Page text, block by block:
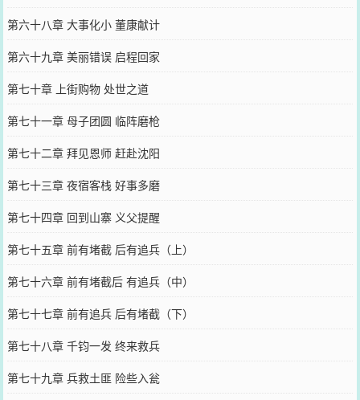
第六十八章 大事化小 董康献计
第六十九章 美丽错误 启程回家
第七十章 上街购物 处世之道
第七十一章 母子团圆 临阵磨枪
第七十二章 拜见恩师 赶赴沈阳
第七十三章 夜宿客栈 好事多磨
第七十四章 回到山寨 义父提醒
第七十五章 前有堵截 后有追兵（上）
第七十六章 前有堵截后 有追兵（中）
第七十七章 前有追兵 后有堵截（下）
第七十八章 千钧一发 终来救兵
第七十九章 兵救土匪 险些入瓮